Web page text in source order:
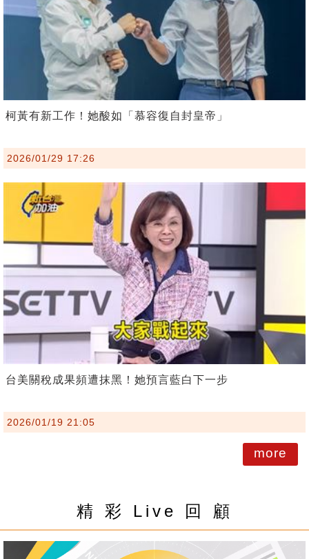
柯黃有新工作！她酸如「慕容復自封皇帝」
2026/01/29 17:26
台美關稅成果頻遭抹黑！她預言藍白下一步
2026/01/19 21:05
more
精 彩 Live 回 顧